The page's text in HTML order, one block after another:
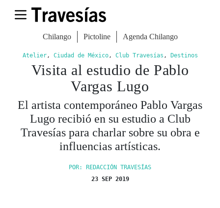
Chilango Pictoline Agenda Chilango
Atelier, Ciudad de México, Club Travesías , Destinos
Visita al estudio de Pablo
Vargas Lugo
El artista contemporáneo Pablo Vargas
Lugo recibió en su estudio a Club
Travesías para charlar sobre su obra e
influencias artísticas.
POR: REDACCIÓN TRAVESÍAS
23 SEP 2019